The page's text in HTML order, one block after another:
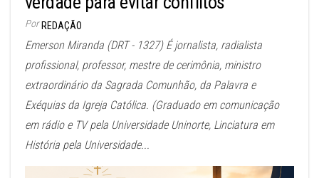
Por REDAÇÃO
Emerson Miranda (DRT - 1327) É jornalista, radialista
profissional, professor, mestre de cerimônia, ministro
extraordinário da Sagrada Comunhão, da Palavra e
Exéquias da Igreja Católica. (Graduado em comunicação
em rádio e TV pela Universidade Uninorte, Linciatura em
História pela Universidade...